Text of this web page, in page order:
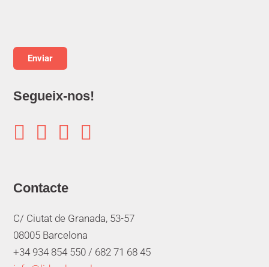
Segueix-nos!
   
Contacte
C/ Ciutat de Granada, 53-57
08005 Barcelona
+34 934 854 550 / 682 71 68 45